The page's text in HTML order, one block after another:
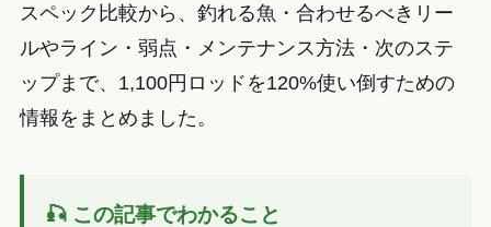
スペック比較から、釣れる魚・合わせるべきリー
ルやライン・弱点・メンテナンス方法・次のステ
ップまで、1,100円ロッドを120%使い倒すための
情報をまとめました。
🎣 この記事でわかること